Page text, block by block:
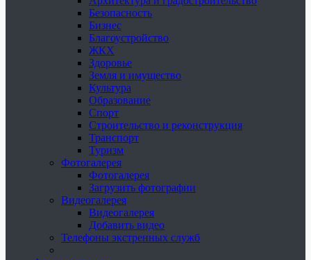
Безопасность
Бизнес
Благоустройство
ЖКХ
Здоровье
Земля и имущество
Культура
Образование
Спорт
Строительство и реконструкция
Транспорт
Туризм
Фотогалерея
Фотогалерея
Загрузить фотографии
Видеогалерея
Видеогалерея
Добавить видео
Телефоны экстренных служб